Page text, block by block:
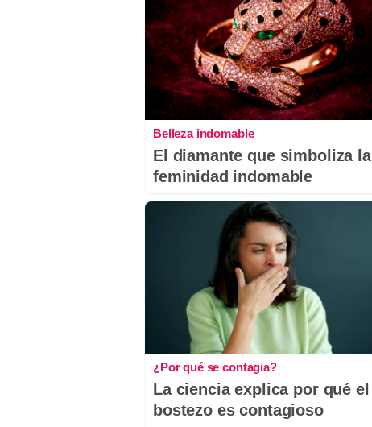
Belleza indomable
El diamante que simboliza la
feminidad indomable
¿Por qué se contagia?
La ciencia explica por qué el
bostezo es contagioso